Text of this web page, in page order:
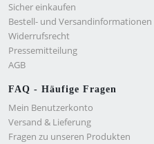
Sicher einkaufen
Bestell- und Versandinformationen
Widerrufsrecht
Pressemitteilung
AGB
FAQ - Häufige Fragen
Mein Benutzerkonto
Versand & Lieferung
Fragen zu unseren Produkten